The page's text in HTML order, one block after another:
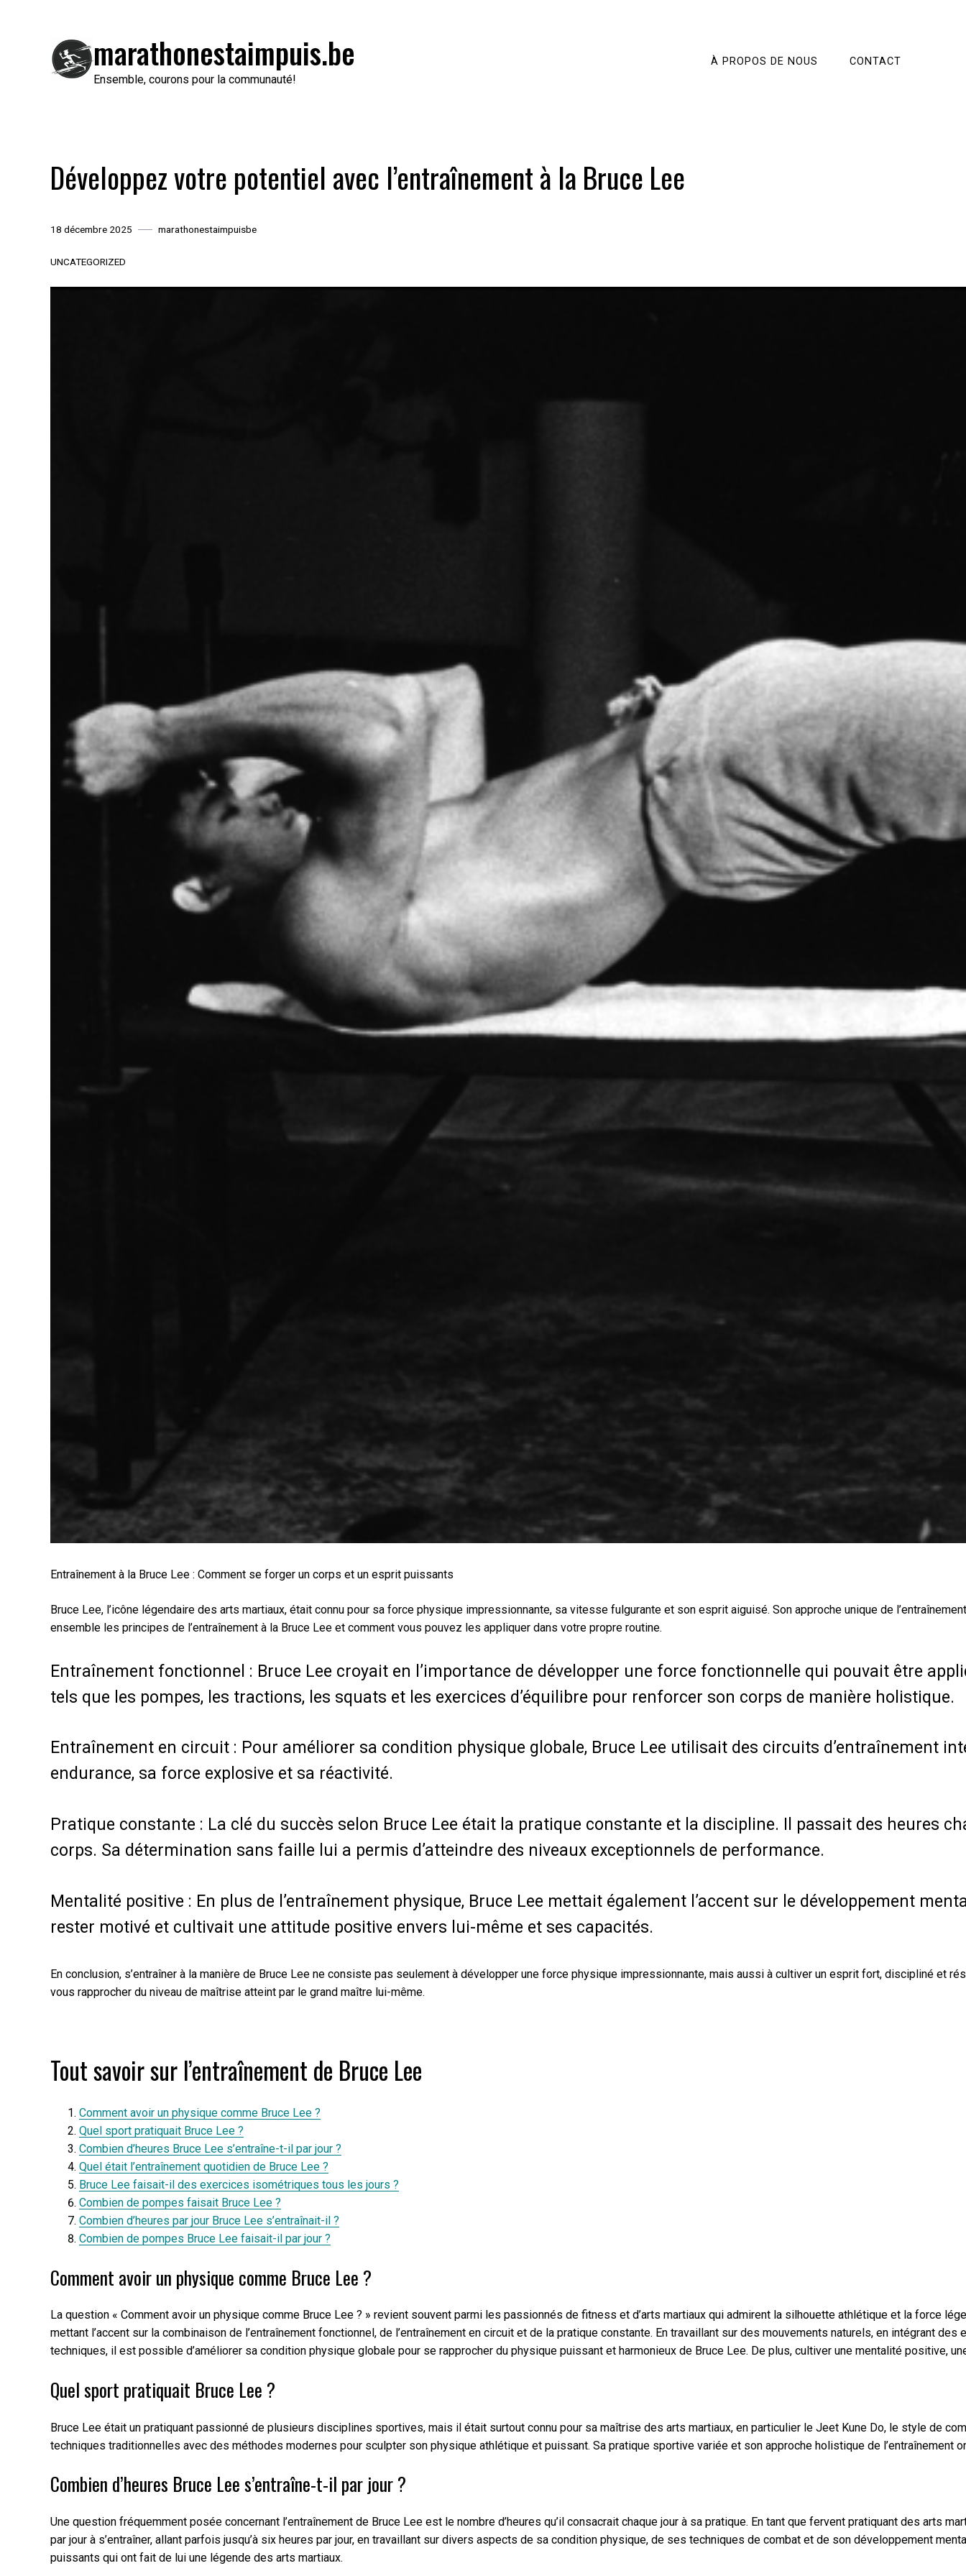
marathonestaimpuis.be
Ensemble, courons pour la communauté!
À PROPOS DE NOUS CONTACT
Développez votre potentiel avec l’entraînement à la Bruce Lee
18 décembre 2025 marathonestaimpuisbe
UNCATEGORIZED
Entraînement à la Bruce Lee : Comment se forger un corps et un esprit puissants
Bruce Lee, l’icône légendaire des arts martiaux, était connu pour sa force physique impressionnante, sa vitesse fulgurante et son esprit aiguisé. Son approche unique de
ensemble les principes de l’entraînement à la Bruce Lee et comment vous pouvez les appliquer dans votre propre routine.
Entraînement fonctionnel : Bruce Lee croyait en l’importance de développer une force fonctionnelle qui pouvait être
tels que les pompes, les tractions, les squats et les exercices d’équilibre pour renforcer son corps de manière holistique.
Entraînement en circuit : Pour améliorer sa condition physique globale, Bruce Lee utilisait des circuits d’entraînement
endurance, sa force explosive et sa réactivité.
Pratique constante : La clé du succès selon Bruce Lee était la pratique constante et la discipline. Il passait des heures
corps. Sa détermination sans faille lui a permis d’atteindre des niveaux exceptionnels de performance.
Mentalité positive : En plus de l’entraînement physique, Bruce Lee mettait également l’accent sur le développement
rester motivé et cultivait une attitude positive envers lui-même et ses capacités.
En conclusion, s’entraîner à la manière de Bruce Lee ne consiste pas seulement à développer une force physique impressionnante, mais aussi à cultiver un esprit fort, discipliné
vous rapprocher du niveau de maîtrise atteint par le grand maître lui-même.
Tout savoir sur l’entraînement de Bruce Lee
Comment avoir un physique comme Bruce Lee ?
Quel sport pratiquait Bruce Lee ?
Combien d’heures Bruce Lee s’entraîne-t-il par jour ?
Quel était l’entraînement quotidien de Bruce Lee ?
Bruce Lee faisait-il des exercices isométriques tous les jours ?
Combien de pompes faisait Bruce Lee ?
Combien d’heures par jour Bruce Lee s’entraînait-il ?
Combien de pompes Bruce Lee faisait-il par jour ?
Comment avoir un physique comme Bruce Lee ?
La question « Comment avoir un physique comme Bruce Lee ? » revient souvent parmi les passionnés de fitness et d’arts martiaux qui admirent la silhouette athlétique et la force
mettant l’accent sur la combinaison de l’entraînement fonctionnel, de l’entraînement en circuit et de la pratique constante. En travaillant sur des mouvements naturels, en intégrant
techniques, il est possible d’améliorer sa condition physique globale pour se rapprocher du physique puissant et harmonieux de Bruce Lee. De plus, cultiver une mentalité
Quel sport pratiquait Bruce Lee ?
Bruce Lee était un pratiquant passionné de plusieurs disciplines sportives, mais il était surtout connu pour sa maîtrise des arts martiaux, en particulier le Jeet Kune Do, le style de
techniques traditionnelles avec des méthodes modernes pour sculpter son physique athlétique et puissant. Sa pratique sportive variée et son approche holistique de l’entraînement
Combien d’heures Bruce Lee s’entraîne-t-il par jour ?
Une question fréquemment posée concernant l’entraînement de Bruce Lee est le nombre d’heures qu’il consacrait chaque jour à sa pratique. En tant que fervent pratiquant des
par jour à s’entraîner, allant parfois jusqu’à six heures par jour, en travaillant sur divers aspects de sa condition physique, de ses techniques de combat et de son développement
puissants qui ont fait de lui une légende des arts martiaux.